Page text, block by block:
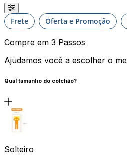
Frete Oferta e Promoção
Compre em 3 Passos
Ajudamos você a escolher o
Qual tamanho do colchão?
Solteiro